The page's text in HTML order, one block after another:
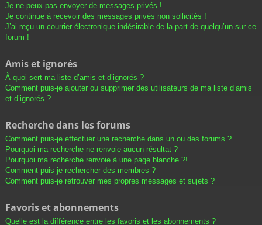
Je ne peux pas envoyer de messages privés !
Je continue à recevoir des messages privés non sollicités !
J’ai reçu un courrier électronique indésirable de la part de quelqu’un sur ce
forum !
Amis et ignorés
À quoi sert ma liste d’amis et d’ignorés ?
Comment puis-je ajouter ou supprimer des utilisateurs de ma liste d’amis
et d’ignorés ?
Recherche dans les forums
Comment puis-je effectuer une recherche dans un ou des forums ?
Pourquoi ma recherche ne renvoie aucun résultat ?
Pourquoi ma recherche renvoie à une page blanche ?!
Comment puis-je rechercher des membres ?
Comment puis-je retrouver mes propres messages et sujets ?
Favoris et abonnements
Quelle est la différence entre les favoris et les abonnements ?